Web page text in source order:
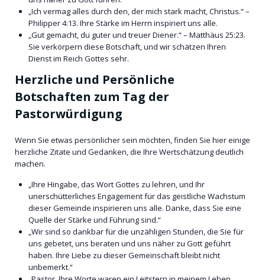
„Ich vermag alles durch den, der mich stark macht, Christus.“ –
Philipper 4:13. Ihre Stärke im Herrn inspiriert uns alle.
„Gut gemacht, du guter und treuer Diener.“ – Matthäus 25:23.
Sie verkörpern diese Botschaft, und wir schätzen Ihren
Dienst im Reich Gottes sehr.
Herzliche und Persönliche
Botschaften zum Tag der
Pastorwürdigung
Wenn Sie etwas persönlicher sein möchten, finden Sie hier einige
herzliche Zitate und Gedanken, die Ihre Wertschätzung deutlich
machen.
„Ihre Hingabe, das Wort Gottes zu lehren, und Ihr
unerschütterliches Engagement für das geistliche Wachstum
dieser Gemeinde inspirieren uns alle. Danke, dass Sie eine
Quelle der Stärke und Führung sind.“
„Wir sind so dankbar für die unzähligen Stunden, die Sie für
uns gebetet, uns beraten und uns näher zu Gott geführt
haben. Ihre Liebe zu dieser Gemeinschaft bleibt nicht
unbemerkt.“